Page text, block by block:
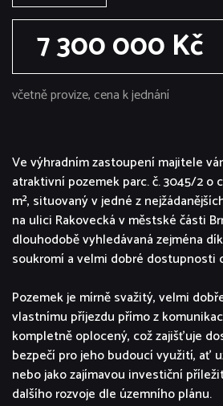
7 300 000 Kč
včetně provize, cena k jednání
Ve výhradním zastoupení majitele
atraktivní pozemek parc. č. 3045/2 o
m², situovaný v jedné z
na ulici Rakovecká v městské části
dlouhodobě vyhledávaná zejména
soukromí a velmi dobré dostupnosti
Pozemek je mírně svažitý, velmi
vlastnímu příjezdu přímo z
kompletně oplocený, což zajišťuje
bezpečí pro jeho budoucí využití, ať
nebo jako zajímavou investiční
dalšího rozvoje dle územního plánu.